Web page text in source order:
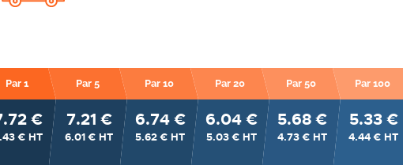
Par 1
€
€ HT
Par 5
7.21 €
6.01 € HT
Par 10
6.74 €
5.62 € HT
Par 20
6.04 €
5.03 € HT
Par 50
5.68 €
4.73 € HT
Par 100
5.33 €
4.44 € HT